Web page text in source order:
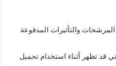
والتأثيرات المدفوعة
قد تظهر أثناء استخدام تحميل